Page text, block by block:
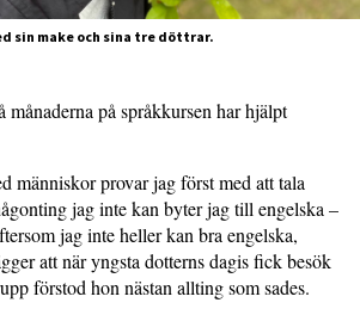
sin make och sina tre döttrar.
månaderna på språkkursen har hjälpt
människor provar jag först med att tala
jag inte kan byter jag till engelska –
jag inte heller kan bra engelska,
att när yngsta dotterns dagis fick besök
förstod hon nästan allting som sades.